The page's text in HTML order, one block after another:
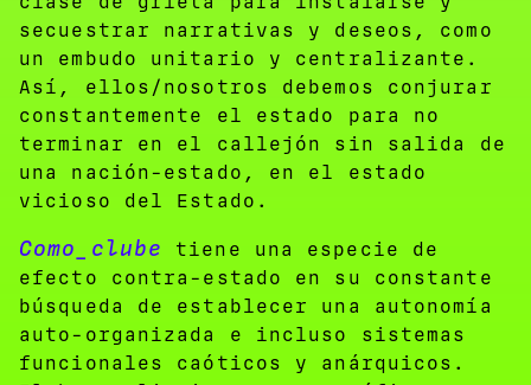
secuestrar narrativas y deseos, como
un embudo unitario y centralizante.
Así, ellos/nosotros debemos conjurar
constantemente el estado para no
terminar en el callejón sin salida de
una nación-estado, en el estado
vicioso del Estado.
Como_clube
tiene una especie de
efecto contra-estado en su constante
búsqueda de establecer una autonomía
auto-organizada e incluso sistemas
funcionales caóticos y anárquicos.